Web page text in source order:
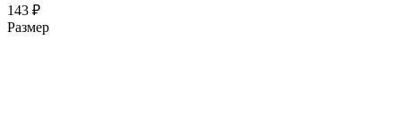
143 ₽
Размер